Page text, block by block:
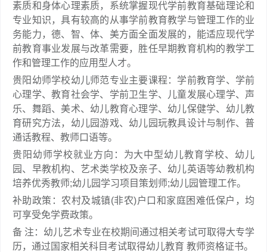
素质和身体心理素质，系统掌握现代学前教育基础理论和
专业知识，具有较高的从事学前教育教学与管理工作的业
务能力，德、智、体、美方面全面发展的，能适应现代学
前教育事业发展与改革需要，胜任早期教育机构的教学工
作和管理工作的应用型人才。
贵阳幼师学校幼儿师范专业主要课程：学前教育学、学前
心理学、教育社会学、学前卫生学、儿童发展心理学、声
乐、舞蹈、美术、幼儿教育心理学、幼儿保健学、幼儿教
育研究方法，幼儿园游戏、幼儿园玩教具设计与制作、普
通话教程、教师口语等。
贵阳幼师学校就业方向：为大中型幼儿教育学校、幼儿
园、早教机构、艺术类学校及亲子、幼儿英语等幼教机构
培养优秀教师;幼儿园学习项目策划师;幼儿园管理工作。
补助政策：农村及城镇(非农)户口和家庭困难低保户，均
可享受免学费政策。
备 注：幼儿艺术专业在校期间通过相关考试可取得大专学
历，通过国家相关科目考试取得幼儿教育 教师资格证书。